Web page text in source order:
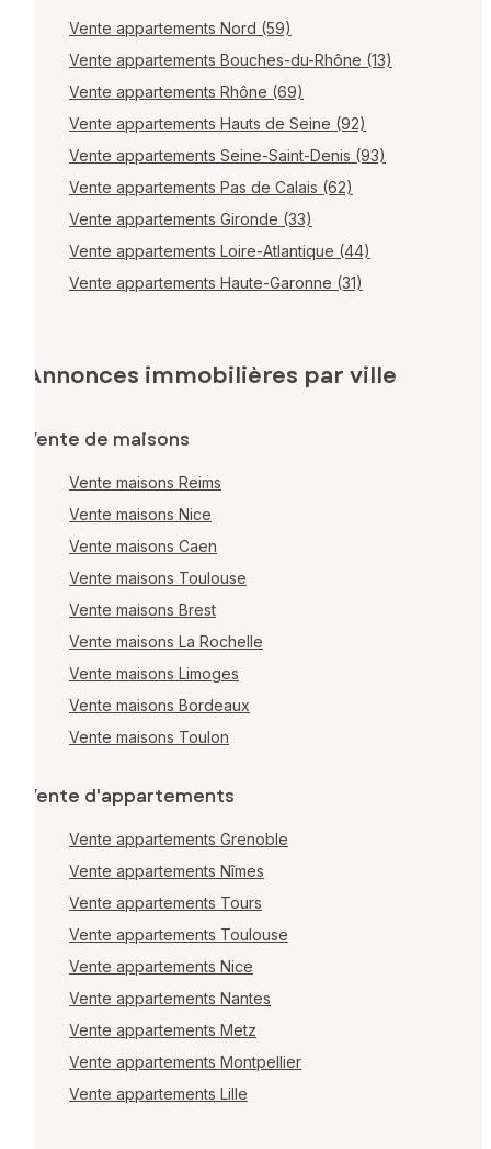
Vente appartements Nord (59)
Vente appartements Bouches-du-Rhône (13)
Vente appartements Rhône (69)
Vente appartements Hauts de Seine (92)
Vente appartements Seine-Saint-Denis (93)
Vente appartements Pas de Calais (62)
Vente appartements Gironde (33)
Vente appartements Loire-Atlantique (44)
Vente appartements Haute-Garonne (31)
Annonces immobilières par ville
Vente de maisons
Vente maisons Reims
Vente maisons Nice
Vente maisons Caen
Vente maisons Toulouse
Vente maisons Brest
Vente maisons La Rochelle
Vente maisons Limoges
Vente maisons Bordeaux
Vente maisons Toulon
Vente d'appartements
Vente appartements Grenoble
Vente appartements Nîmes
Vente appartements Tours
Vente appartements Toulouse
Vente appartements Nice
Vente appartements Nantes
Vente appartements Metz
Vente appartements Montpellier
Vente appartements Lille